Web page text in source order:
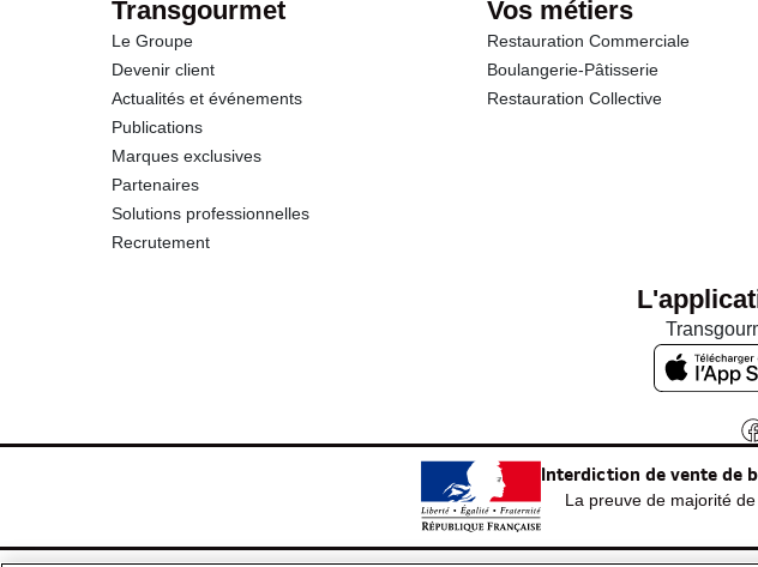
Transgourmet
Le Groupe
Devenir client
Actualités et événements
Publications
Marques exclusives
Partenaires
Solutions professionnelles
Recrutement
Vos métiers
Restauration Commerciale
Boulangerie-Pâtisserie
Restauration Collective
Interdiction de vente de
La preuve de majorité